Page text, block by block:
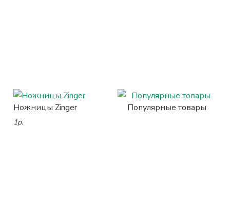
Ножницы Zinger
1р.
Популярные товары